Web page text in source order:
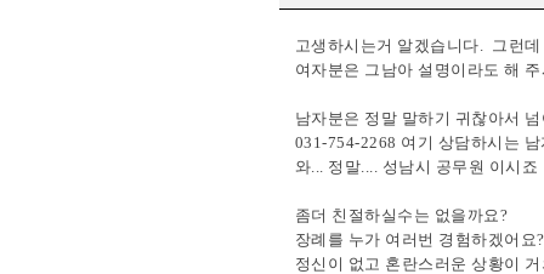
고생하시는거 알겠습니다. 그런
여자분은 그남아 설명이라도 해
남자분은 정말 말하기 귀찮아서
031-754-2268 여기 상담하시는 남
와... 정말.... 성남시 공무원 이시죠
좀더 친절하실수는 없을까요?
장례를 누가 여러번 경험하겠어요?
정신이 없고 혼란스러운 상황이